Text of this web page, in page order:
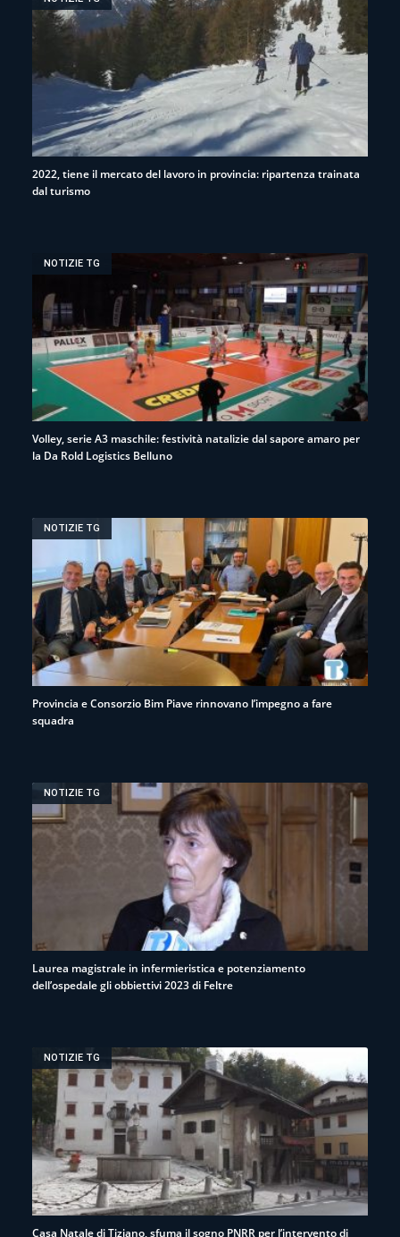
2022, tiene il mercato del lavoro in provincia: ripartenza trainata
dal turismo
NOTIZIE TG
Volley, serie A3 maschile: festività natalizie dal sapore amaro per
la Da Rold Logistics Belluno
NOTIZIE TG
Provincia e Consorzio Bim Piave rinnovano l’impegno a fare
squadra
NOTIZIE TG
Laurea magistrale in infermieristica e potenziamento
dell’ospedale gli obbiettivi 2023 di Feltre
NOTIZIE TG
Casa Natale di Tiziano, sfuma il sogno PNRR per l’intervento di